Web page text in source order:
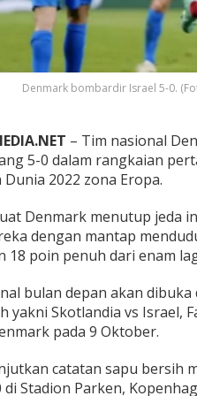
Denmark bombardir Israel 5-0.
– Tim nasional
5-0 dalam rangkaian
2022 zona Eropa.
Denmark menutup jeda
dengan mantap
18 poin penuh dari enam
bulan depan akan
yakni Skotlandia vs Israel,
pada 9 Oktober.
catatan sapu bersih
Stadion Parken,